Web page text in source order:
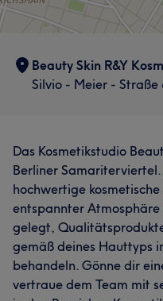
Beauty Skin R&Y
Silvio - Meier - Straße
Das Kosmetikstudio
Berliner
hochwertige
entspannter
gelegt,
gemäß deines Hauttyps
behandeln. Gönne dir
vertraue dem Team mit